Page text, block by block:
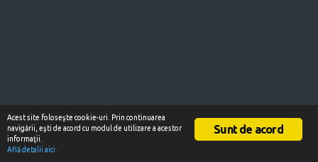
Sunt de acord
Acest site foloseşte cookie-uri. Prin continuarea
navigării, eşti de acord cu modul de utilizare a acestor
informaţii.
Află detalii aici.